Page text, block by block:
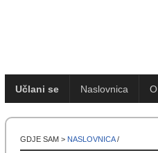
Učlani se Naslovnica
GDJE SAM > NASLOVNICA/